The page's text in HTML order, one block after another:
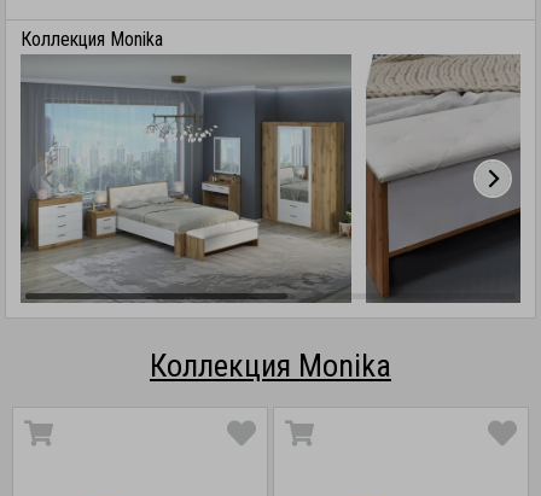
Коллекция Monika
Коллекция Monika